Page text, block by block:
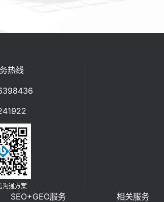
热线
沟通方案
SEO+GEO服务 相关服务